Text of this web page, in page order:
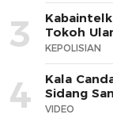
3
Tokoh
KEPOLISIAN
4
Kala
Sidang
VIDEO